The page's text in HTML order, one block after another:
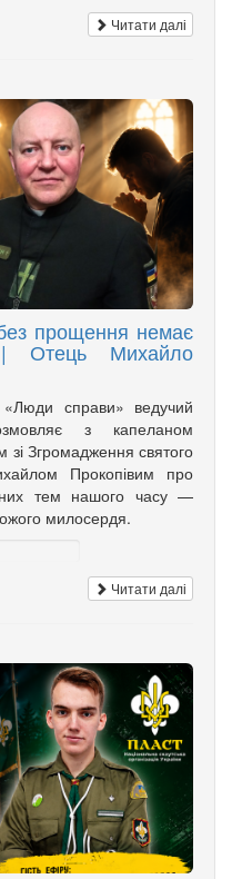
Читати далі
прощення немає
| Отець Михайло
справи» ведучий
з капеланом
зі Згромадження святого
Прокопівим про
тем нашого часу —
милосердя.
Читати далі